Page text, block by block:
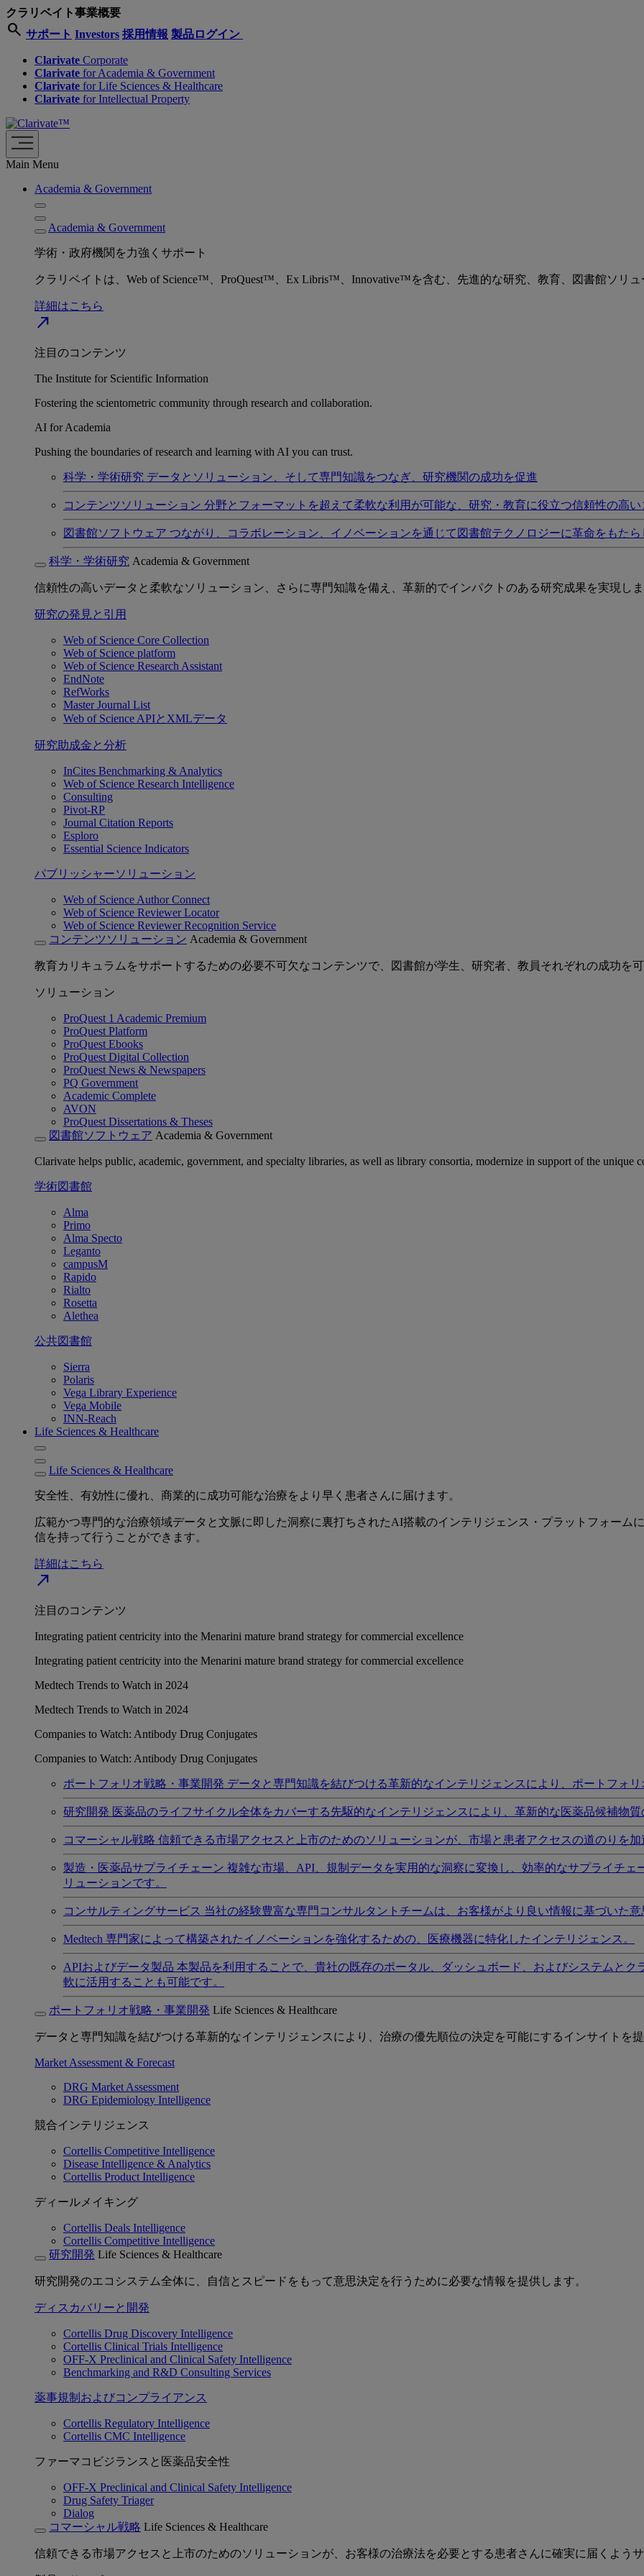
クラリベイト事業概要
search サポート Investors 採用情報 製品ログイン
Clarivate Corporate
Clarivate for Academia & Government
Clarivate for Life Sciences & Healthcare
Clarivate for Intellectual Property
Main Menu
Academia & Government
Academia & Government
学術・政府機関を力強くサポート
クラリベイトは、Web of Science™、ProQuest™、Ex Libris™、Innovative™を含む、先進的な研究、教育、図書館ソリュ
詳細はこちら
north_east
注目のコンテンツ
The Institute for Scientific Information
Fostering the scientometric community through research and collaboration.
AI for Academia
Pushing the boundaries of research and learning with AI you can trust.
科学・学術研究 データとソリューション、そして専門知識をつなぎ、研究機関の成功を促進
コンテンツソリューション 分野とフォーマットを超えて柔軟な利用が可能な、研究・教育に役立つ信頼性の高い
図書館ソフトウェア つながり、コラボレーション、イノベーションを通じて図書館テクノロジーに革命をもたら
科学・学術研究 Academia & Government
信頼性の高いデータと柔軟なソリューション、さらに専門知識を備え、革新的でインパクトのある研究成果を実現しま
研究の発見と引用
Web of Science Core Collection
Web of Science platform
Web of Science Research Assistant
EndNote
RefWorks
Master Journal List
Web of Science APIとXMLデータ
研究助成金と分析
InCites Benchmarking & Analytics
Web of Science Research Intelligence
Consulting
Pivot-RP
Journal Citation Reports
Esploro
Essential Science Indicators
パブリッシャーソリューション
Web of Science Author Connect
Web of Science Reviewer Locator
Web of Science Reviewer Recognition Service
コンテンツソリューション Academia & Government
教育カリキュラムをサポートするための必要不可欠なコンテンツで、図書館が学生、研究者、教員それぞれの成功を
ソリューション
ProQuest 1 Academic Premium
ProQuest Platform
ProQuest Ebooks
ProQuest Digital Collection
ProQuest News & Newspapers
PQ Government
Academic Complete
AVON
ProQuest Dissertations & Theses
図書館ソフトウェア Academia & Government
Clarivate helps public, academic, government, and specialty libraries, as well as library consortia, modernize in support of the unique
学術図書館
Alma
Primo
Alma Specto
Leganto
campusM
Rapido
Rialto
Rosetta
Alethea
公共図書館
Sierra
Polaris
Vega Library Experience
Vega Mobile
INN-Reach
Life Sciences & Healthcare
Life Sciences & Healthcare
安全性、有効性に優れ、商業的に成功可能な治療をより早く患者さんに届けます。
広範かつ専門的な治療領域データと文脈に即した洞察に裏打ちされたAI搭載のインテリジェンス・プラットフォーム
信を持って行うことができます。
詳細はこちら
north_east
注目のコンテンツ
Integrating patient centricity into the Menarini mature brand strategy for commercial excellence
Integrating patient centricity into the Menarini mature brand strategy for commercial excellence
Medtech Trends to Watch in 2024
Medtech Trends to Watch in 2024
Companies to Watch: Antibody Drug Conjugates
Companies to Watch: Antibody Drug Conjugates
ポートフォリオ戦略・事業開発 データと専門知識を結びつける革新的なインテリジェンスにより、ポートフォリ
研究開発 医薬品のライフサイクル全体をカバーする先駆的なインテリジェンスにより、革新的な医薬品候補物
コマーシャル戦略 信頼できる市場アクセスと上市のためのソリューションが、市場と患者アクセスの道のりを加
製造・医薬品サプライチェーン 複雑な市場、API、規制データを実用的な洞察に変換し、効率的なサプライチ
リューションです。
コンサルティングサービス 当社の経験豊富な専門コンサルタントチームは、お客様がより良い情報に基づいた意
Medtech 専門家によって構築されたイノベーションを強化するための、医療機器に特化したインテリジェンス。
APIおよびデータ製品 本製品を利用することで、貴社の既存のポータル、ダッシュボード、およびシステムと
軟に活用することも可能です。
ポートフォリオ戦略・事業開発 Life Sciences & Healthcare
データと専門知識を結びつける革新的なインテリジェンスにより、治療の優先順位の決定を可能にするインサイトを提
Market Assessment & Forecast
DRG Market Assessment
DRG Epidemiology Intelligence
競合インテリジェンス
Cortellis Competitive Intelligence
Disease Intelligence & Analytics
Cortellis Product Intelligence
ディールメイキング
Cortellis Deals Intelligence
Cortellis Competitive Intelligence
研究開発 Life Sciences & Healthcare
研究開発のエコシステム全体に、自信とスピードをもって意思決定を行うために必要な情報を提供します。
ディスカバリーと開発
Cortellis Drug Discovery Intelligence
Cortellis Clinical Trials Intelligence
OFF-X Preclinical and Clinical Safety Intelligence
Benchmarking and R&D Consulting Services
薬事規制およびコンプライアンス
Cortellis Regulatory Intelligence
Cortellis CMC Intelligence
ファーマコビジランスと医薬品安全性
OFF-X Preclinical and Clinical Safety Intelligence
Drug Safety Triager
Dialog
コマーシャル戦略 Life Sciences & Healthcare
信頼できる市場アクセスと上市のためのソリューションが、お客様の治療法を必要とする患者さんに確実に届くようサ